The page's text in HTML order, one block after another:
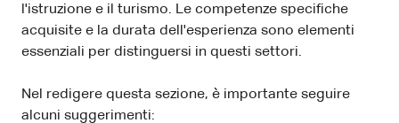
l'istruzione e il turismo. Le competenze specifiche
acquisite e la durata dell'esperienza sono elementi
essenziali per distinguersi in questi settori.
Nel redigere questa sezione, è importante seguire
alcuni suggerimenti: